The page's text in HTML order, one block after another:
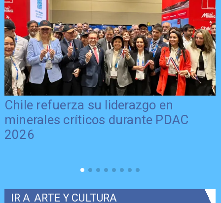
Chile refuerza su liderazgo en
minerales críticos durante PDAC
2026
IR A ARTE Y CULTURA